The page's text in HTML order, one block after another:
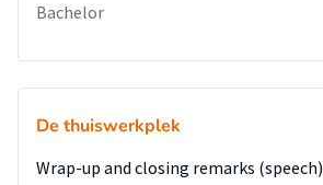
Bachelor
De thuiswerkplek
Wrap-up and closing remarks (speech)